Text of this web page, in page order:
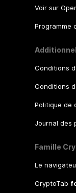
Voir sur
Programme
Additionnel
Conditions
Conditions
Politique de
Journal des
Famille
Le
CryptoTab